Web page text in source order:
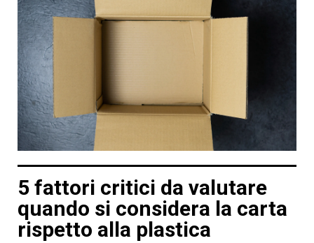
5 fattori critici da valutare
quando si considera la carta
rispetto alla plastica